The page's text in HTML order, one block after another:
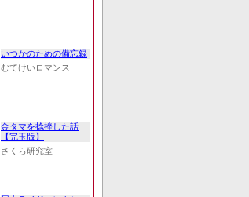
いつかのための備忘録
むてけいロマンス
金タマを捻挫した話
【完玉版】
さくら研究室